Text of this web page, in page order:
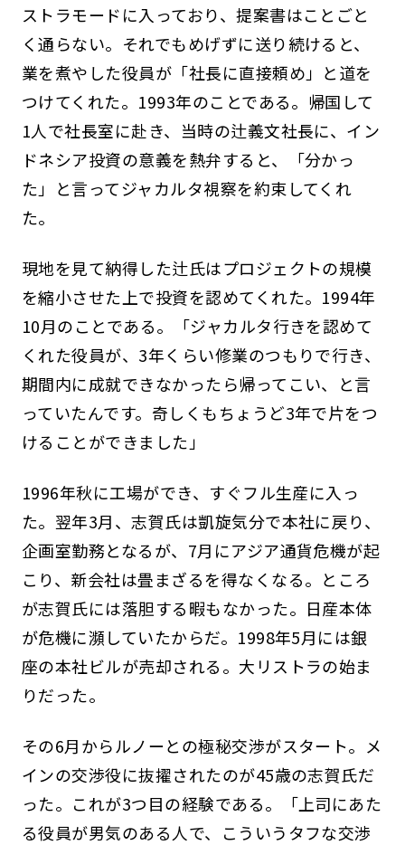
ストラモードに入っており、提案書はことごと
く通らない。それでもめげずに送り続けると、
業を煮やした役員が「社長に直接頼め」と道を
つけてくれた。1993年のことである。帰国して
1人で社長室に赴き、当時の辻義文社長に、イン
ドネシア投資の意義を熱弁すると、「分かっ
た」と言ってジャカルタ視察を約束してくれ
た。
現地を見て納得した辻氏はプロジェクトの規模
を縮小させた上で投資を認めてくれた。1994年
10月のことである。「ジャカルタ行きを認めて
くれた役員が、3年くらい修業のつもりで行き、
期間内に成就できなかったら帰ってこい、と言
っていたんです。奇しくもちょうど3年で片をつ
けることができました」
1996年秋に工場ができ、すぐフル生産に入っ
た。翌年3月、志賀氏は凱旋気分で本社に戻り、
企画室勤務となるが、7月にアジア通貨危機が起
こり、新会社は畳まざるを得なくなる。ところ
が志賀氏には落胆する暇もなかった。日産本体
が危機に瀕していたからだ。1998年5月には銀
座の本社ビルが売却される。大リストラの始ま
りだった。
その6月からルノーとの極秘交渉がスタート。メ
インの交渉役に抜擢されたのが45歳の志賀氏だ
った。これが3つ目の経験である。「上司にあた
る役員が男気のある人で、こういうタフな交渉